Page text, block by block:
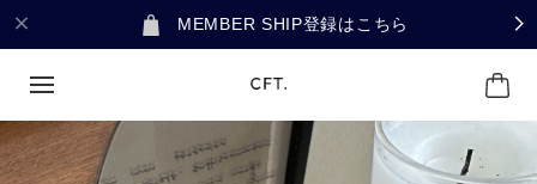
MEMBER SHIP登録はこちら